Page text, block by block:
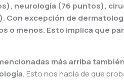
neurología (76 puntos),
excepción de
o menos. Esto implica que
más arriba
Esto nos habla de que